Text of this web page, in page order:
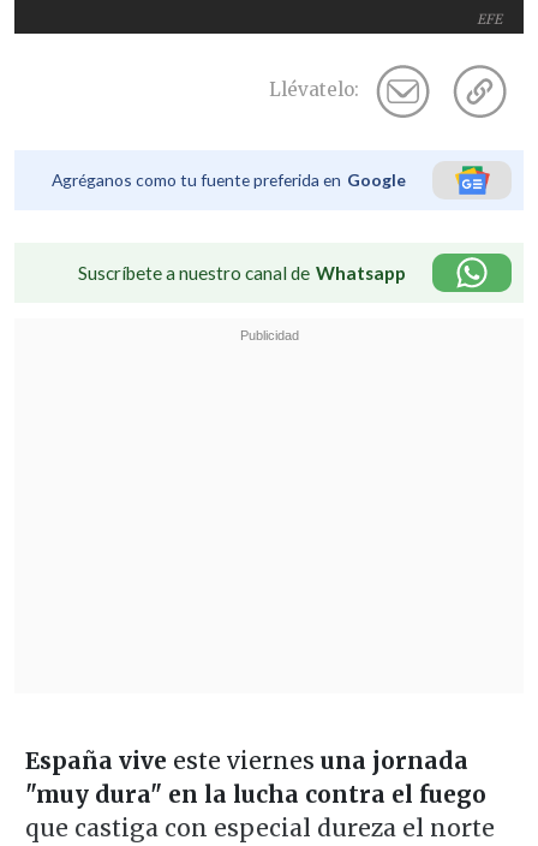
EFE
Llévatelo:
Agréganos como tu fuente preferida en Google
Suscríbete a nuestro canal de Whatsapp
España vive este viernes una jornada
"muy dura" en la lucha contra el fuego
que castiga con especial dureza el norte